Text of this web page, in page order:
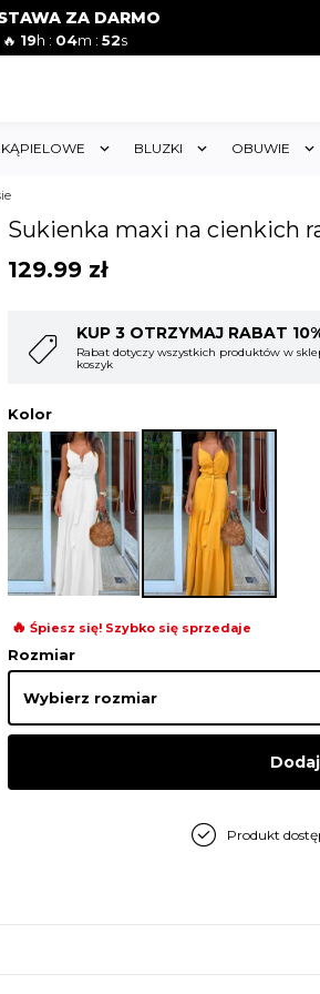
ZA DARMO
🔥 19h : 04m : 49s
BLUZKI OBUWIE
Sukienka maxi na cienkich
129.99 zł
KUP 4 OTRZYMAJ RABAT
Rabat dotyczy wszystkich produktów w
koszyk
Kolor
🔥 Śpiesz się! Szybko się sprzedaje
Rozmiar
Produkt